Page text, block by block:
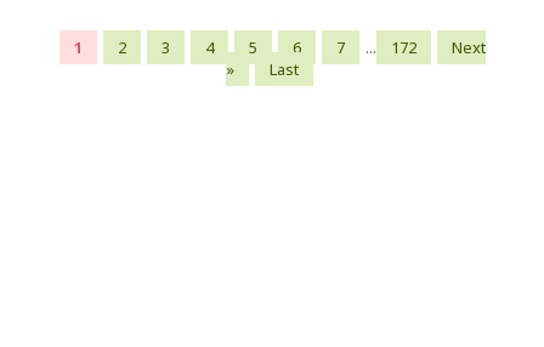
1 2 3 4 5 6 7 ... 172
Next
»
Last